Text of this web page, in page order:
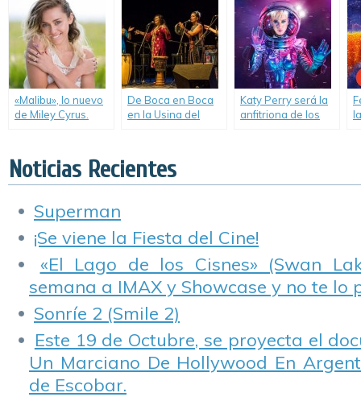
Voice».
«Malibu», lo nuevo
de Miley Cyrus.
De Boca en Boca
en la Usina del
Katy Perry será la
anfitriona de los
Noticias Recientes
Superman
¡Se viene la Fiesta del Cine!
«El Lago de los Cisnes» (Swan
semana a IMAX y Showcase y no te lo
Sonríe 2 (Smile 2)
Este 19 de Octubre, se proyecta el
Un Marciano De Hollywood En
de Escobar.